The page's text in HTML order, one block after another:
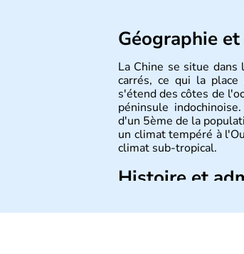
Géographie
La Chine se situe
carrés, ce qui la
s'étend des côtes de
péninsule
d'un 5ème de la
un climat tempéré à
climat sub-tropical.
Histoire et